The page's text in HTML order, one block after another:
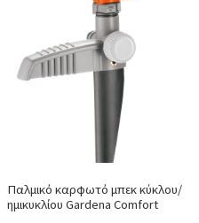
Παλμικό καρφωτό μπεκ κύκλου/
ημικυκλίου Gardena Comfort